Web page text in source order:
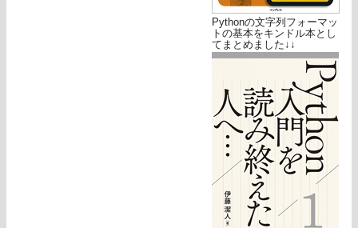
Pythonの文字列フォーマッ
トの基本をキンドル本とし
てまとめました↓↓